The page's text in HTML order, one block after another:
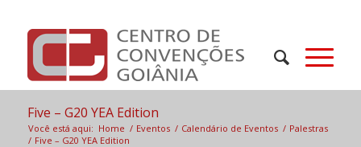
Five – G20 YEA Edition
Você está aqui: Home / Eventos / Calendário de Eventos / Palestras
/ Five – G20 YEA Edition